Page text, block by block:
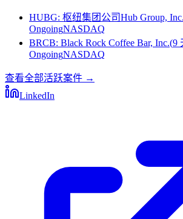
HUBG: 枢纽集团公司Hub Group, Inc.
OngoingNASDAQ
BRCB: Black Rock Coffee Bar, Inc.(9
OngoingNASDAQ
查看全部活跃案件 →
LinkedIn